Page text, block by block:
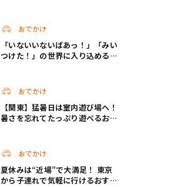
おでかけ
「いないいないばあっ！」「みい
つけた！」の世界に入り込める！
おでかけ
【関東】猛暑日は室内遊び場へ！
暑さを忘れてたっぷり遊べるおす
おでかけ
夏休みは“近場”で大満足！ 東京
から子連れで気軽に行けるおすす